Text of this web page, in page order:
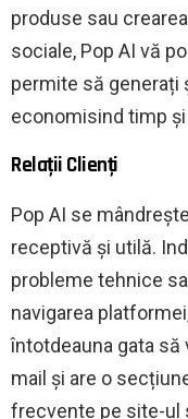
produse sau
sociale, Pop AI vă
permite să generați
economisind timp
Relații Clienți
Pop AI se
receptivă și utilă.
probleme tehnice
navigarea
întotdeauna gata să
mail și are o
frecvente pe site-ul